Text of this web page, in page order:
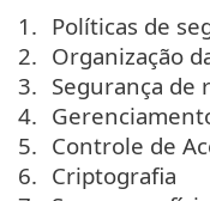
Políticas de
Organização
Segurança de
Controle de
Criptografia